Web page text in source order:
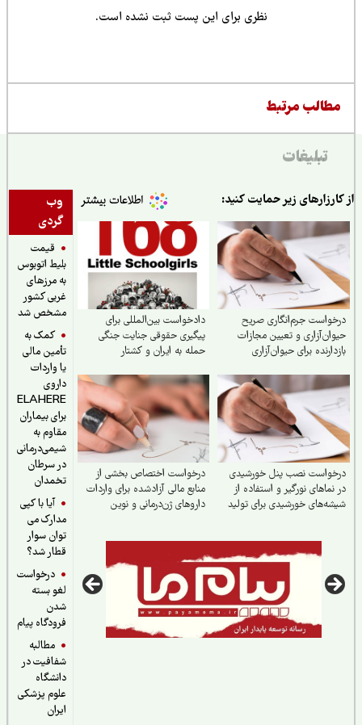
نظری برای این پست ثبت نشده است.
مرتبط
تبلیغات
وب
گردی
قیمت
بلیط اتوبوس
به مرزهای
غربی کشور
مشخص شد
کمک به
تأمین مالی
یا واردات
داروی
ELAHERE
برای بیماران
مقاوم به
شیمی‌درمانی
در سرطان
تخمدان
آیا با کپی
مدارک می
توان سوار
قطار شد؟
درخواست
لغو بسته
فرودگاه پیام
مطالبه
شفافیت در
دانشگاه
علوم پزشکی
زیر حمایت کنید:
جرم‌انگاری صریح
و تعیین مجازات
برای حیوان‌آزاری
دادخواست بین‌المللی برای
پیگیری حقوقی جنایت جنگی
حمله به ایران و کشتار
نصب پنل خورشیدی
نورگیر و استفاده از
خورشیدی برای تولید
درخواست اختصاص بخشی از
منابع مالی آزادشده برای واردات
داروهای ژن‌درمانی و نوین